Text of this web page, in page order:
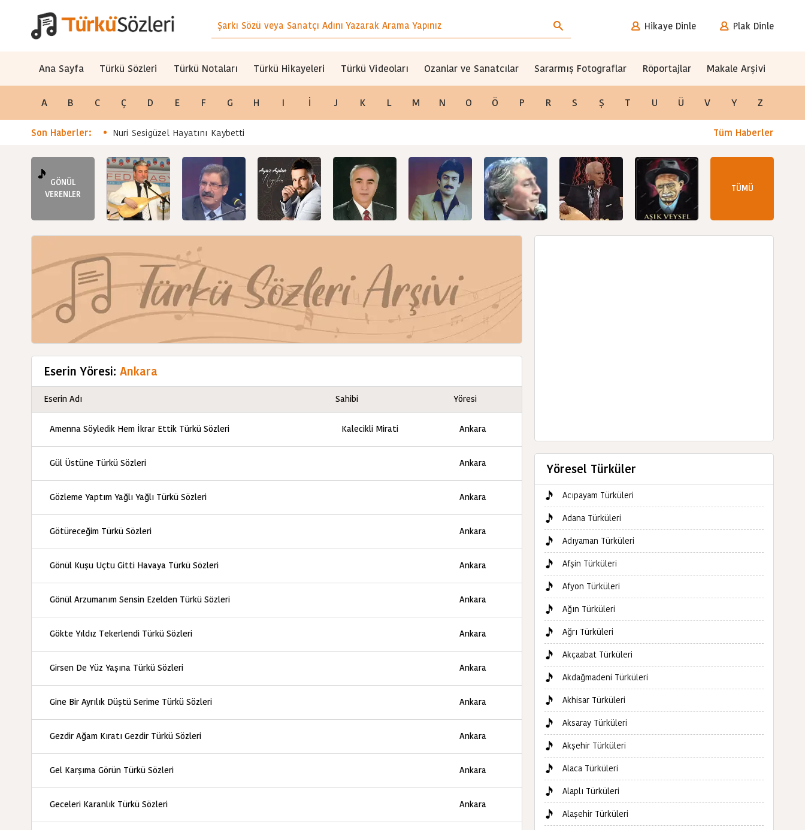
Hikaye Dinle Plak Dinle
Ana Sayfa Türkü Sözleri Türkü Notaları Türkü Hikayeleri Türkü Videoları Ozanlar ve Sanatcılar Sararmış Fotograflar Röportajlar Makale Arşivi
A B C Ç D E F G H I İ J K L M N O Ö P R S Ş T U Ü V Y Z
Son Haberler: Nuri Sesigüzel Hayatını Kaybetti Tüm Haberler
GÖNÜL
VERENLER
TÜMÜ
Eserin Yöresi: Ankara
Eserin Adı Sahibi Yöresi
Amenna Söyledik Hem İkrar Ettik Türkü Sözleri Kalecikli Mirati Ankara
Gül Üstüne Türkü Sözleri Ankara
Gözleme Yaptım Yağlı Yağlı Türkü Sözleri Ankara
Götüreceğim Türkü Sözleri Ankara
Gönül Kuşu Uçtu Gitti Havaya Türkü Sözleri Ankara
Gönül Arzumanım Sensin Ezelden Türkü Sözleri Ankara
Gökte Yıldız Tekerlendi Türkü Sözleri Ankara
Girsen De Yüz Yaşına Türkü Sözleri Ankara
Gine Bir Ayrılık Düştü Serime Türkü Sözleri Ankara
Gezdir Ağam Kıratı Gezdir Türkü Sözleri Ankara
Gel Karşıma Görün Türkü Sözleri Ankara
Geceleri Karanlık Türkü Sözleri Ankara
Yöresel Türküler
Acıpayam Türküleri
Adana Türküleri
Adıyaman Türküleri
Afşin Türküleri
Afyon Türküleri
Ağın Türküleri
Ağrı Türküleri
Akçaabat Türküleri
Akdağmadeni Türküleri
Akhisar Türküleri
Aksaray Türküleri
Akşehir Türküleri
Alaca Türküleri
Alaplı Türküleri
Alaşehir Türküleri